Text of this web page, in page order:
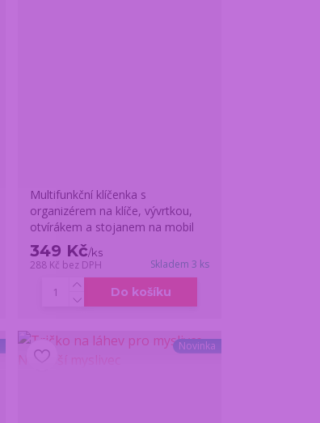
Multifunkční klíčenka s
organizérem na klíče, vývrtkou,
otvírákem a stojanem na mobil
349 Kč/ks
288 Kč bez DPH Skladem 3 ks
Do košíku
Novinka